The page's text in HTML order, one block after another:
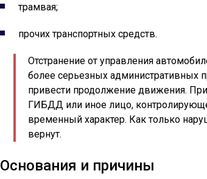
трамвая;
прочих транспортных средств.
Отстранение от управления
более серьезных административных
привести продолжение движения.
ГИБДД или иное лицо,
временный характер. Как только
вернут.
Основания и причины